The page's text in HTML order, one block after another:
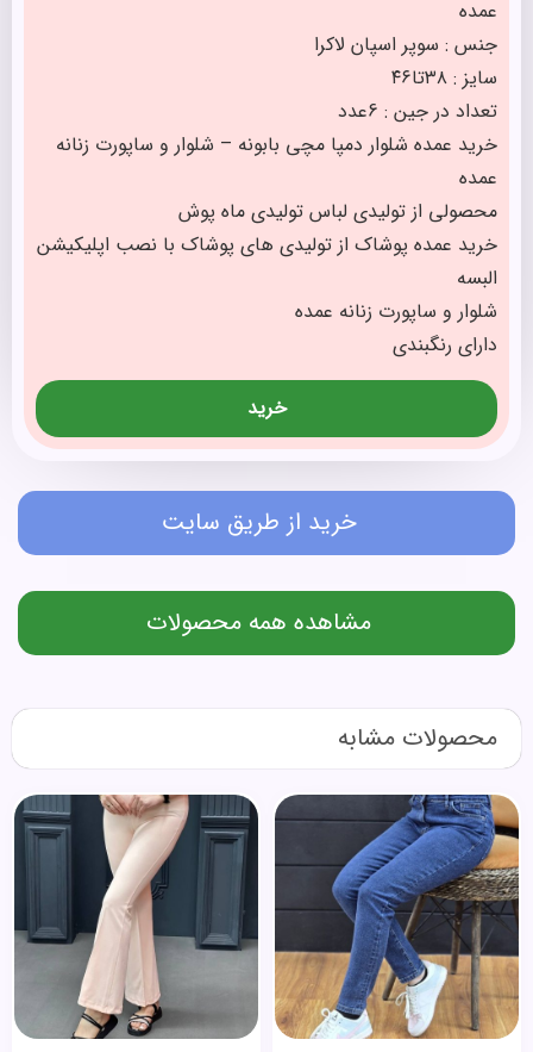
عمده
جنس : سوپر اسپان لاکرا
سایز : ۳۸تا۴۶
تعداد در جین : 6عدد
خرید عمده شلوار دمپا مچی بابونه – شلوار و ساپورت زنانه
عمده
محصولی از تولیدی لباس تولیدی ماه پوش
خرید عمده پوشاک از تولیدی های پوشاک با نصب اپلیکیشن
البسه
شلوار و ساپورت زنانه عمده
دارای رنگبندی
خرید
خرید از طریق سایت
مشاهده همه محصولات
محصولات مشابه